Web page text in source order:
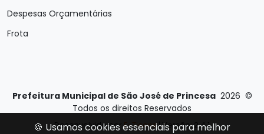
Despesas Orçamentárias
Frota
Prefeitura Municipal de São José de Princesa 2026 ©
Todos os direitos Reservados
Desenvolvido porE-Ticons| Versão: 2.4.1
🍪 Usamos cookies essenciais para melhor